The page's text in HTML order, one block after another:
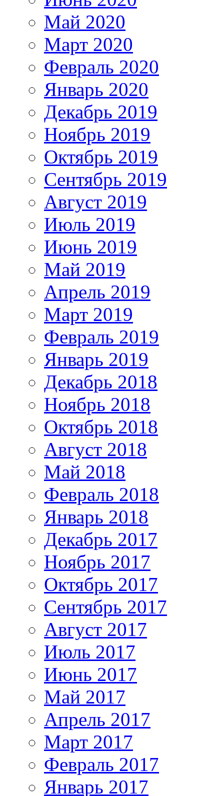
Май 2020
Март 2020
Февраль 2020
Январь 2020
Декабрь 2019
Ноябрь 2019
Октябрь 2019
Сентябрь 2019
Август 2019
Июль 2019
Июнь 2019
Май 2019
Апрель 2019
Март 2019
Февраль 2019
Январь 2019
Декабрь 2018
Ноябрь 2018
Октябрь 2018
Август 2018
Май 2018
Февраль 2018
Январь 2018
Декабрь 2017
Ноябрь 2017
Октябрь 2017
Сентябрь 2017
Август 2017
Июль 2017
Июнь 2017
Май 2017
Апрель 2017
Март 2017
Февраль 2017
Январь 2017